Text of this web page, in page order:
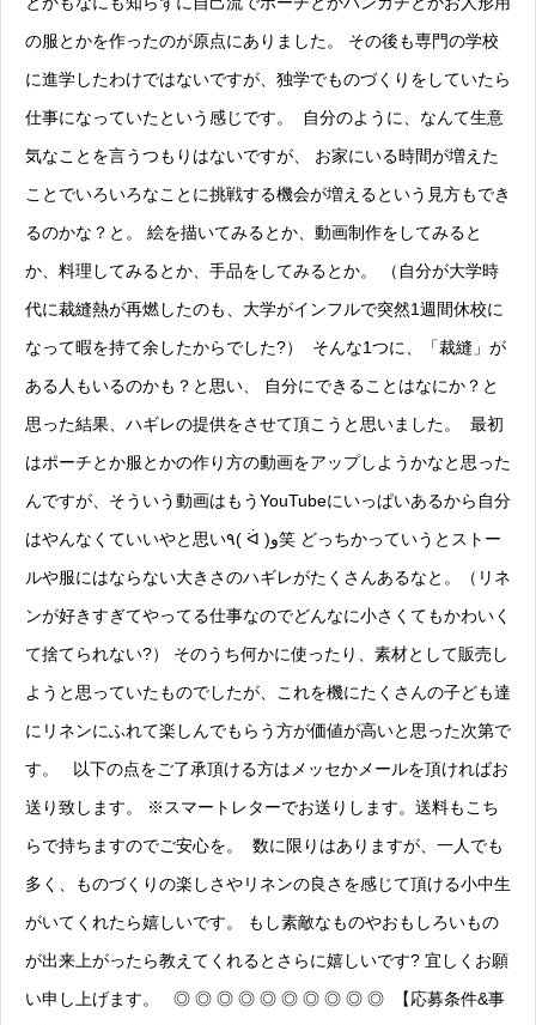
の服とかを作ったのが原点にありました。 その後も専門の学校
に進学したわけではないですが、独学でものづくりをしていたら
仕事になっていたという感じです。 自分のように、なんて生意
気なことを言うつもりはないですが、 お家にいる時間が増えた
ことでいろいろなことに挑戦する機会が増えるという見方もでき
るのかな？と。 絵を描いてみるとか、動画制作をしてみると
か、料理してみるとか、手品をしてみるとか。 （自分が大学時
代に裁縫熱が再燃したのも、大学がインフルで突然1週間休校に
なって暇を持て余したからでした?） そんな1つに、「裁縫」が
ある人もいるのかも？と思い、 自分にできることはなにか？と
思った結果、ハギレの提供をさせて頂こうと思いました。 最初
はポーチとか服とかの作り方の動画をアップしようかなと思った
んですが、そういう動画はもうYouTubeにいっぱいあるから自分
はやんなくていいやと思い٩( ᐛ )و笑 どっちかっていうとストー
ルや服にはならない大きさのハギレがたくさんあるなと。（リネ
ンが好きすぎてやってる仕事なのでどんなに小さくてもかわいく
て捨てられない?） そのうち何かに使ったり、素材として販売し
ようと思っていたものでしたが、これを機にたくさんの子ども達
にリネンにふれて楽しんでもらう方が価値が高いと思った次第で
す。 以下の点をご了承頂ける方はメッセかメールを頂ければお
送り致します。 ※スマートレターでお送りします。送料もこち
らで持ちますのでご安心を。 数に限りはありますが、一人でも
多く、ものづくりの楽しさやリネンの良さを感じて頂ける小中生
がいてくれたら嬉しいです。 もし素敵なものやおもしろいもの
が出来上がったら教えてくれるとさらに嬉しいです? 宜しくお願
い申し上げます。 ◎ ◎ ◎ ◎ ◎ ◎ ◎ ◎ ◎ ◎ 【応募条件&事